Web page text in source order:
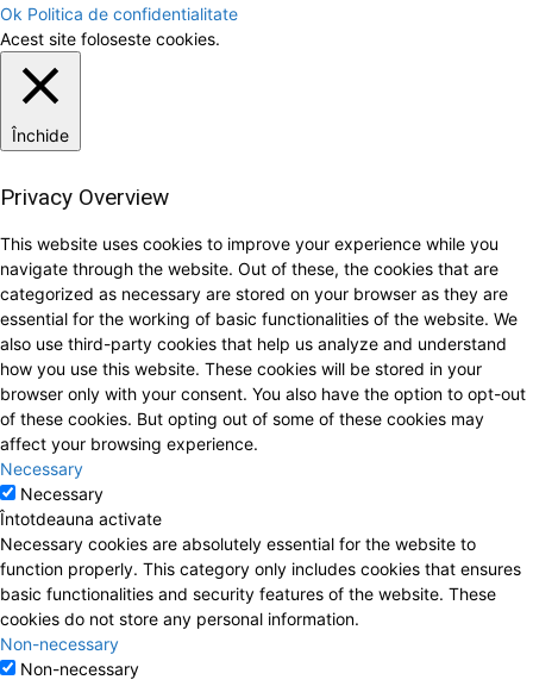
Ok Politica de confidentialitate
Acest site foloseste cookies.
Închide
Privacy Overview
This website uses cookies to improve your experience while you
navigate through the website. Out of these, the cookies that are
categorized as necessary are stored on your browser as they are
essential for the working of basic functionalities of the website. We
also use third-party cookies that help us analyze and understand
how you use this website. These cookies will be stored in your
browser only with your consent. You also have the option to opt-out
of these cookies. But opting out of some of these cookies may
affect your browsing experience.
Necessary
Necessary
Întotdeauna activate
Necessary cookies are absolutely essential for the website to
function properly. This category only includes cookies that ensures
basic functionalities and security features of the website. These
cookies do not store any personal information.
Non-necessary
Non-necessary